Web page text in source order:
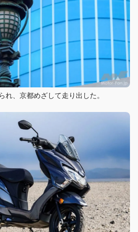
れ、京都めざして走り出した。